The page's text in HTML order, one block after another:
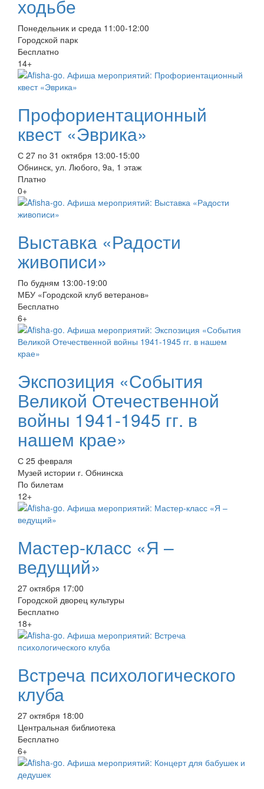
ходьбе
Понедельник и среда 11:00-12:00
Городской парк
Бесплатно
14+
Профориентационный
квест «Эврика»
С 27 по 31 октября 13:00-15:00
Обнинск, ул. Любого, 9а, 1 этаж
Платно
0+
Выставка «Радости
живописи»
По будням 13:00-19:00
МБУ «Городской клуб ветеранов»
Бесплатно
6+
Экспозиция «События
Великой Отечественной
войны 1941-1945 гг. в
нашем крае»
С 25 февраля
Музей истории г. Обнинска
По билетам
12+
Мастер-класс «Я –
ведущий»
27 октября 17:00
Городской дворец культуры
Бесплатно
18+
Встреча психологического
клуба
27 октября 18:00
Центральная библиотека
Бесплатно
6+